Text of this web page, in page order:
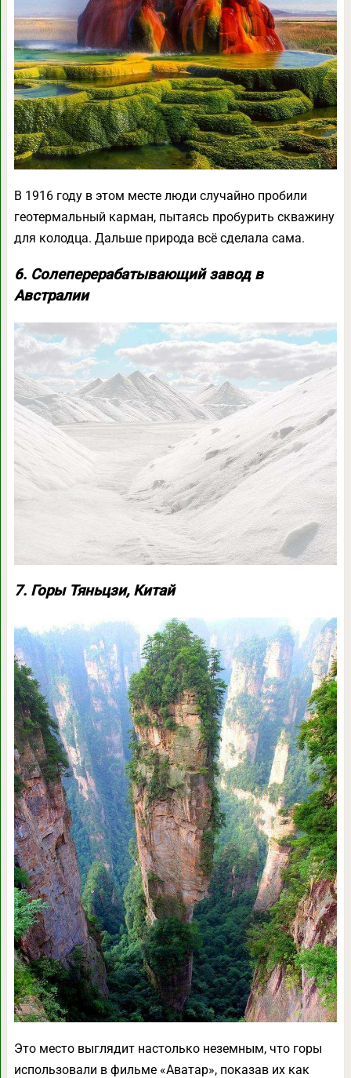
В 1916 году в этом месте люди случайно пробили
геотермальный карман, пытаясь пробурить скважину
для колодца. Дальше природа всё сделала сама.
6. Cолеперерабатывающий завод в
Австралии
7. Горы Тяньцзи, Китай
Это место выглядит настолько неземным, что горы
использовали в фильме «Аватар», показав их как